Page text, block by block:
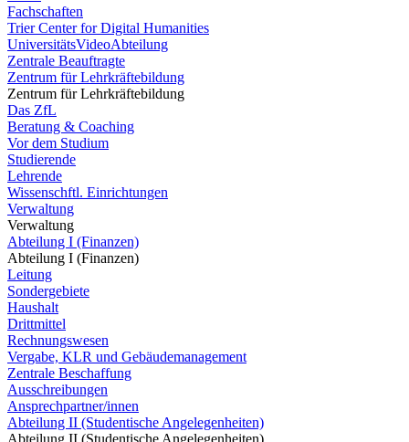
Fachschaften
Trier Center for Digital Humanities
UniversitätsVideoAbteilung
Zentrale Beauftragte
Zentrum für Lehrkräftebildung
Zentrum für Lehrkräftebildung
Das ZfL
Beratung & Coaching
Vor dem Studium
Studierende
Lehrende
Wissenschftl. Einrichtungen
Verwaltung
Verwaltung
Abteilung I (Finanzen)
Abteilung I (Finanzen)
Leitung
Sondergebiete
Haushalt
Drittmittel
Rechnungswesen
Vergabe, KLR und Gebäudemanagement
Zentrale Beschaffung
Ausschreibungen
Ansprechpartner/innen
Abteilung II (Studentische Angelegenheiten)
Abteilung II (Studentische Angelegenheiten)